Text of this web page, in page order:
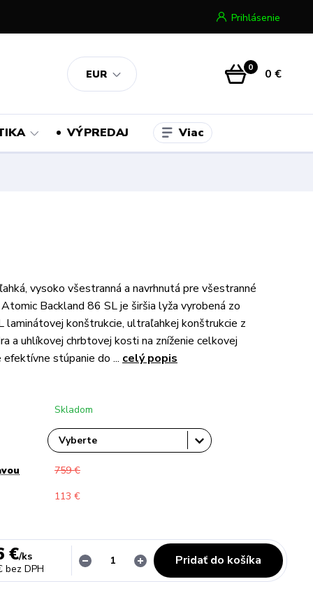
EUR
Prihlásenie
0 0 €
VÝPREDAJ Viac
vysoko všestranná a navrhnutá pre všestranné
Backland 86 SL je širšia lyža vyrobená zo
laminátovej konštrukcie, ultraľahkej konštrukcie z
a uhlíkovej chrbtovej kosti na zníženie celkovej
stúpanie do ... celý popis
Skladom
759 €
113 €
€/ks
bez DPH
Pridať do košíka